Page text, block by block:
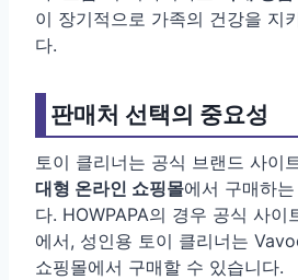
이 장기적으로 가족의 건강을 지
다.
판매처 선택의 중요성
토이 클리너는 공식 브랜드 사이
대형 온라인 쇼핑몰에서 구매하
다. HOWPAPA의 경우 공식 사
에서, 성인용 토이 클리너는
쇼핑몰에서 구매할 수 있습니다.